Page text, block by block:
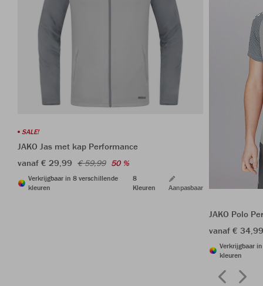
SALE!
JAKO Jas met kap Performance
vanaf € 29,99 € 59,99 50 %
Verkrijgbaar in 8 verschillende
kleuren
8
Kleuren
Aanpasbaar
JAKO Polo
vanaf €
Verkrijgbaar
kleuren